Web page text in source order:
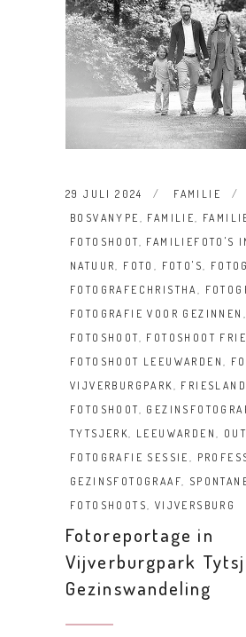
29 JULI 2024
FAMILIE
BOSVANYPE
FAMILIE
FOTOSHOOT
FAMILIEFOTO'S
NATUUR
FOTO FOTO'S
FOTOGRAFECHRISTHA
FOTOGRAFIE VOOR GEZINNEN
FOTOSHOOT
FOTOSHOOT
FOTOSHOOT LEEUWARDEN
VIJVERBURGPARK
FRIESLAND
FOTOSHOOT
TYTSJERK
LEEUWARDEN
FOTOGRAFIE SESSIE
GEZINSFOTOGRAAF
FOTOSHOOTS
VIJVERSBURG
Fotoreportage in
Vijverburgpark
Gezinswandeling